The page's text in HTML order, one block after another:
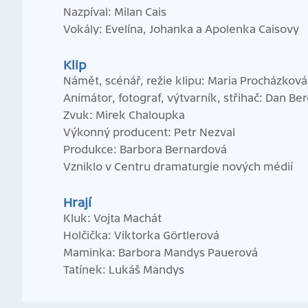
Nazpíval: Milan Cais
Vokály: Evelína, Johanka a Apolenka Caisovy
Klip
Námět, scénář, režie klipu: Maria Procházková
Animátor, fotograf, výtvarník, střihač: Dan
Zvuk: Mirek Chaloupka
Výkonný producent: Petr Nezval
Produkce: Barbora Bernardová
Vzniklo v Centru dramaturgie nových médií
Hrají
Kluk: Vojta Machát
Holčička: Viktorka Görtlerová
Maminka: Barbora Mandys Pauerová
Tatínek: Lukáš Mandys